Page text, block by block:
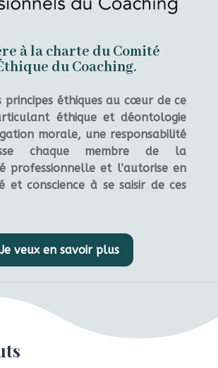
à la charte du Comité
du Coaching.
principes éthiques au cœur de ce
éthique et déontologie
morale, une responsabilité
chaque membre de la
professionnelle et l’autorise en
et conscience à se saisir de ces
Je veux en savoir plus